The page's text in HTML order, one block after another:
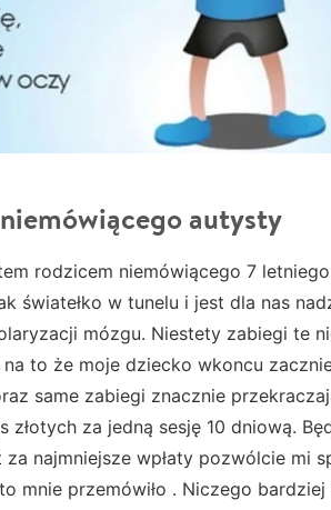
autysty
rodzicem niemówiącego 7
światełko w tunelu i jest dla nas
mózgu. Niestety zabiegi te
to że moje dziecko wkoncu
same zabiegi znacznie
złotych za jedną sesję 10 dniową.
najmniejsze wpłaty pozwólcie mi
mnie przemówiło . Niczego bardziej